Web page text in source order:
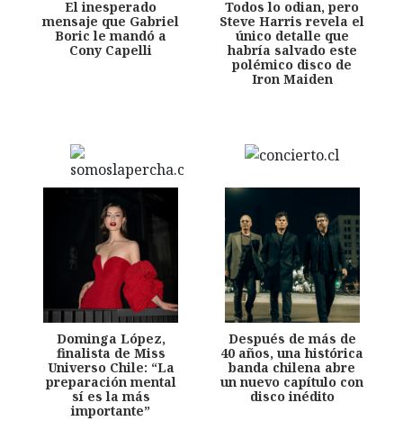
El inesperado
mensaje que Gabriel
Boric le mandó a
Cony Capelli
Todos lo odian, pero
Steve Harris revela el
único detalle que
habría salvado este
polémico disco de
Iron Maiden
Dominga López,
finalista de Miss
Universo Chile: “La
preparación mental
sí es la más
importante”
Después de más de
40 años, una histórica
banda chilena abre
un nuevo capítulo con
disco inédito